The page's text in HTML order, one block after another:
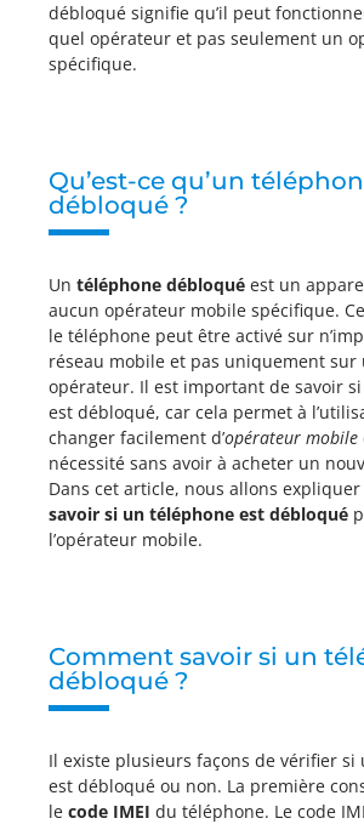
débloqué signifie qu’il peut
quel opérateur et pas seulement un
spécifique.
Qu’est-ce qu’un
débloqué ?
Un téléphone débloqué est un
aucun opérateur mobile spécifique.
le téléphone peut être activé sur
réseau mobile et pas uniquement sur
opérateur. Il est important de savoir
est débloqué, car cela permet à
changer facilement d’opérateur mobile
nécessité sans avoir à acheter un
Dans cet article, nous allons expliquer
savoir si un téléphone est débloqué
l’opérateur mobile.
Comment savoir si un
débloqué ?
Il existe plusieurs façons de vérifier si
est débloqué ou non. La première
le code IMEI du téléphone. Le code